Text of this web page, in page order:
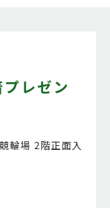
レゼン
輪場 2階正面入